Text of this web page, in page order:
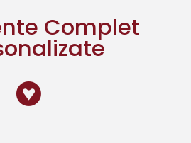
Complet